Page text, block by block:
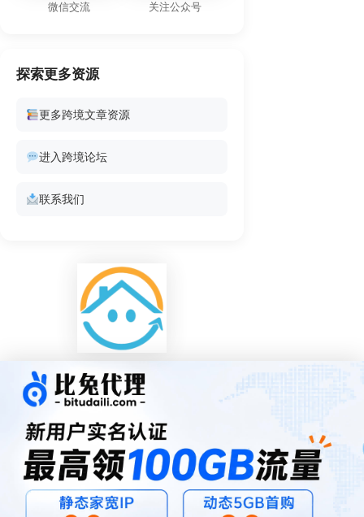
微信交流 关注公众号
探索更多资源
更多跨境文章资源
进入跨境论坛
联系我们